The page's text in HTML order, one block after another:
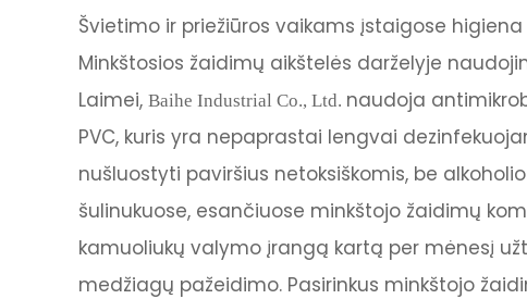
Švietimo ir priežiūros vaikams įstaigose
Minkštosios žaidimų aikštelės darželyje
Laimei, Baihe Industrial Co., Ltd. naudoja
PVC, kuris yra nepaprastai lengvai
nušluostyti paviršius netoksiškomis, be
šulinukuose, esančiuose minkštojo žaidimų
kamuoliukų valymo įrangą kartą per mėnesį
medžiagų pažeidimo. Pasirinkus minkštojo